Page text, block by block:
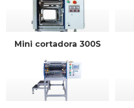
Mini cortadora 300S